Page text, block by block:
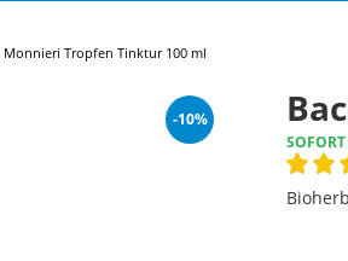
Monnieri Tropfen Tinktur 100 ml
Rating:
-10%